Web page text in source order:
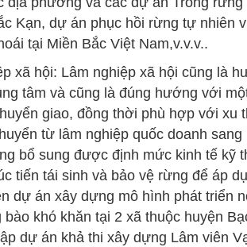
Kạn, dự án phục hồi rừng tự nhiên
tại Miền Bắc Việt Nam,v.v.v..
xã hội: Lâm nghiệp xã hội cũng là
tâm và cũng là đúng hướng với
giao, đồng thời phù hợp với xu
từ lâm nghiệp quốc doanh
bổ sung được định mức kinh tế kỹ
tiến tái sinh và bảo vệ rừng để áp
dự án xây dựng mô hình phát triển
bào khó khăn tại 2 xã thuộc huyện
dự án khả thi xây dựng Lâm viên